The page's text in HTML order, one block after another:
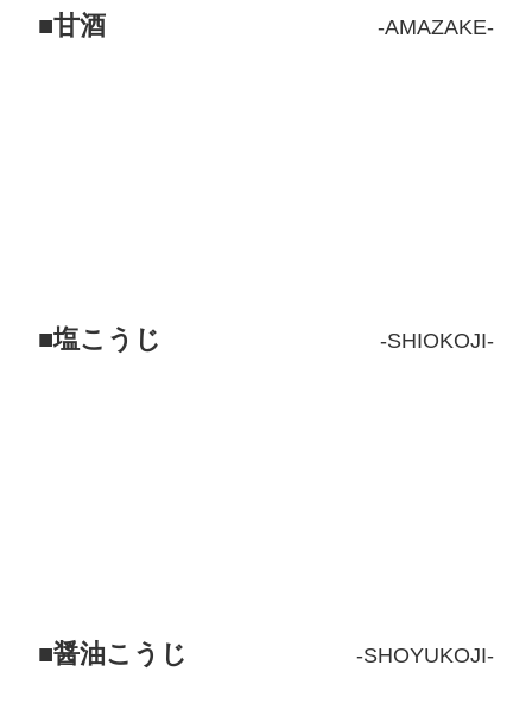
甘酒 AMAZAKE
塩こうじ SHIOKOJI
醤油こうじ SHOYUKOJI